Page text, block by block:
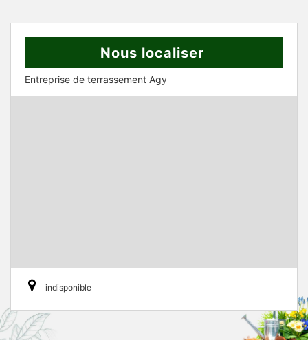
Nous localiser
Entreprise de terrassement Agy
indisponible